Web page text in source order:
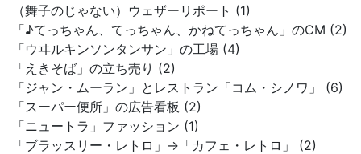
（舞子のじゃない）ウェザーリポート (1)
「♪てっちゃん、てっちゃん、かねてっちゃん」のCM (2)
「ウヰルキンソンタンサン」の工場 (4)
「えきそば」の立ち売り (2)
「ジャン・ムーラン」とレストラン「コム・シノワ」 (6)
「スーパー便所」の広告看板 (2)
「ニュートラ」ファッション (1)
「ブラッスリー・レトロ」→「カフェ・レトロ」 (2)